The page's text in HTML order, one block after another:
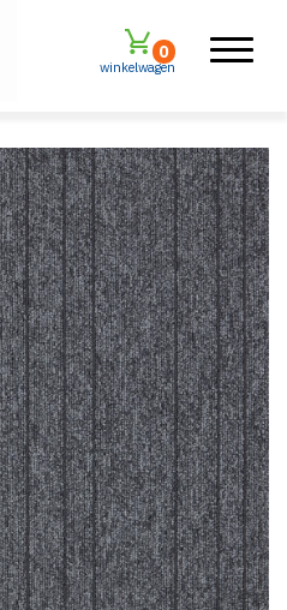
winkelwagen
0